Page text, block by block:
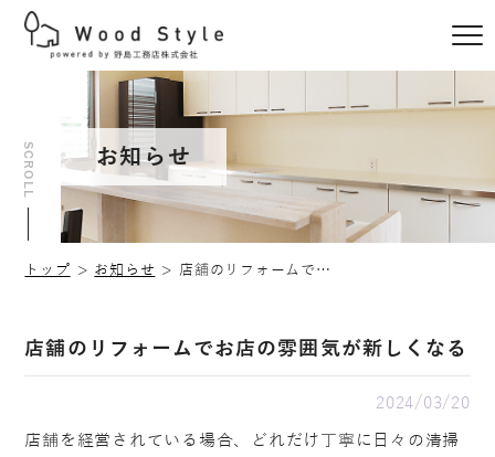
お知らせ
SCROLL
トップ お知らせ 店舗のリフォームでお店の雰囲気が新しくなる
店舗のリフォームでお店の雰囲気が新しくなる
2024/03/20
店舗を経営されている場合、どれだけ丁寧に日々の清掃